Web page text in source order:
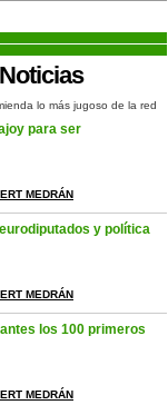
lo más jugoso de la red
para ser
MEDRÁN
y política
MEDRÁN
los 100 primeros
MEDRÁN